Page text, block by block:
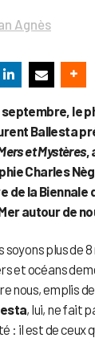
Agnès
septembre, le
Ballesta
et Mystères,
Charles
de la Biennale
autour de
soyons plus de
et océans
nous, emplis
, lui, ne fait
: il est de ceux